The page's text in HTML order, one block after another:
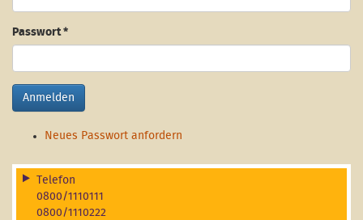
Passwort*
Anmelden
Neues Passwort anfordern
Telefon
0800/1110111
0800/1110222